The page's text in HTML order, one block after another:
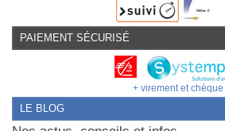
PAIEMENT SÉCURISÉ
+ virement et chèque
LE BLOG